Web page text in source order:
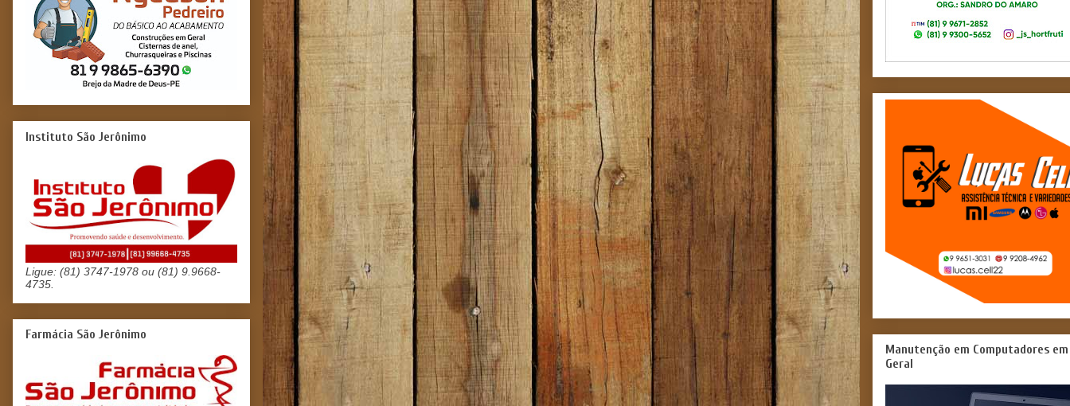
Instituto São Jerônimo
Ligue: (81) 3747-1978 ou (81) 9.9668-
4735.
Farmácia São Jerônimo
Manutenção em Computadores em
Geral